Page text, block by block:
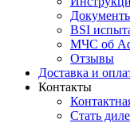
BSI
МЧС об
Отзывы
Доставка и
Контакты
Стать